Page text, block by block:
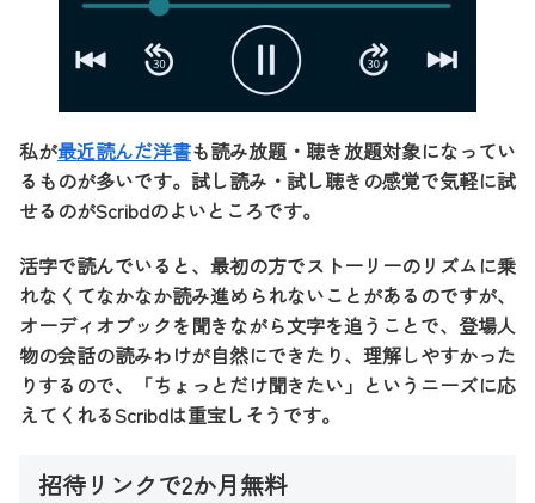
私が最近読んだ洋書も読み放題・聴き放題対象になってい
るものが多いです。試し読み・試し聴きの感覚で気軽に試
せるのがScribdのよいところです。
活字で読んでいると、最初の方でストーリーのリズムに乗
れなくてなかなか読み進められないことがあるのですが、
オーディオブックを聞きながら文字を追うことで、登場人
物の会話の読みわけが自然にできたり、理解しやすかった
りするので、「ちょっとだけ聞きたい」というニーズに応
えてくれるScribdは重宝しそうです。
招待リンクで2か月無料